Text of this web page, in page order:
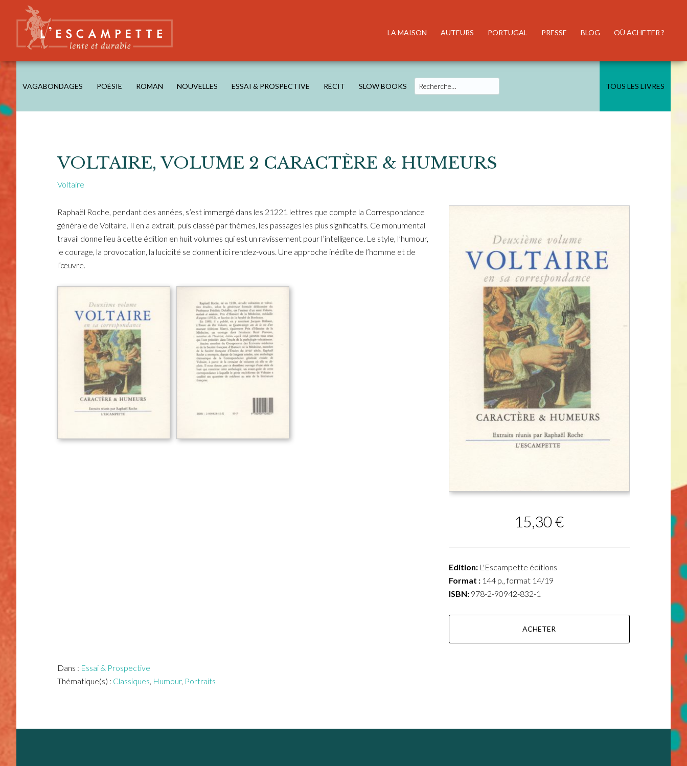
content
secondary
navigation
L'ESCAMPETTE
éditions lentes & durables
LA MAISON AUTEURS PORTUGAL PRESSE BLOG OÙ ACHETER ?
VAGABONDAGES POÉSIE ROMAN NOUVELLES ESSAI & PROSPECTIVE RÉCIT SLOW BOOKS
Search
TOUS LES LIVRES
VOLTAIRE, VOLUME 2 CARACTÈRE & HUMEURS
Voltaire
15,30 €
Edition: L'Escampette éditions
Format : 144 p., format 14/19
ISBN: 978-2-90942-832-1
ACHETER
Raphaël Roche, pendant des années, s’est immergé dans les 21221 lettres que compte la Correspondance
générale de Voltaire. Il en a extrait, puis classé par thèmes, les passages les plus significatifs. Ce monumental
travail donne lieu à cette édition en huit volumes qui est un ravissement pour l’intelligence. Le style, l’humour,
le courage, la provocation, la lucidité se donnent ici rendez-vous. Une approche inédite de l’homme et de
l’œuvre.
Dans : Essai & Prospective
Thématique(s) : Classiques Humour, Portraits